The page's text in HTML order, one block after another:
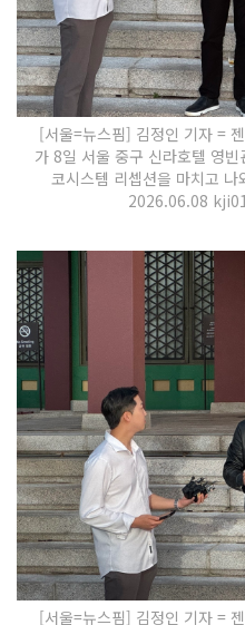
[서울=뉴스핌] 김정인 기자 =
가 8일 서울 중구 신라호텔 영
코시스템 리셉션을 마치고
2026.06.08
[서울=뉴스핌] 김정인 기자 =